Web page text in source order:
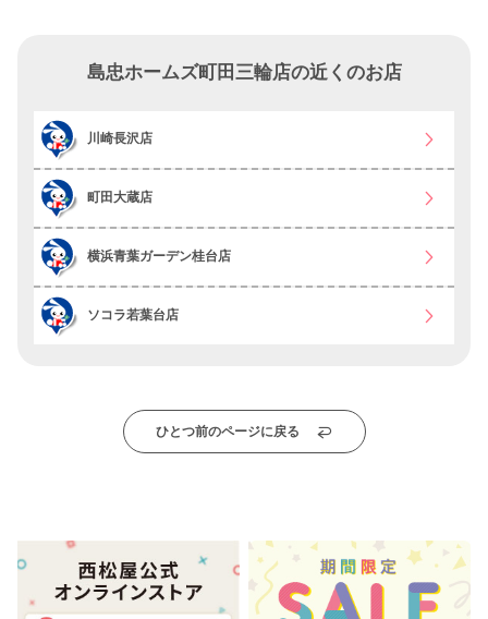
島忠ホームズ町田三輪店の近くのお店
川崎長沢店
町田大蔵店
横浜青葉ガーデン桂台店
ソコラ若葉台店
ひとつ前のページに戻る